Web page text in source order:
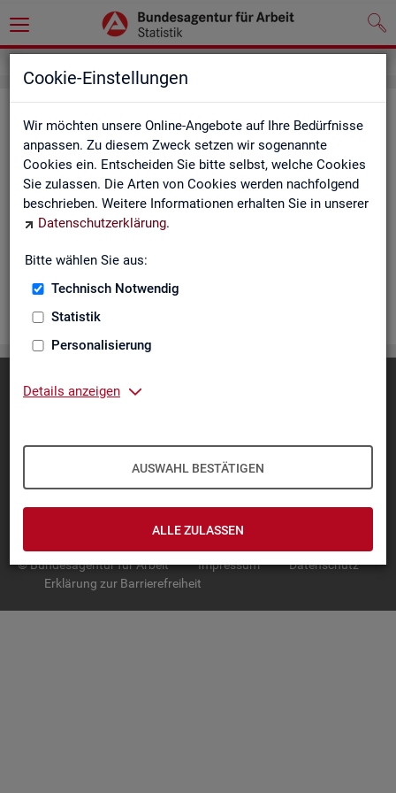
Cookie-Einstellungen
Wir möchten unsere Online-Angebote auf Ihre Bedürfnisse
anpassen. Zu diesem Zweck setzen wir sogenannte
Cookies ein. Entscheiden Sie bitte selbst, welche Cookies
Sie zulassen. Die Arten von Cookies werden nachfolgend
beschrieben. Weitere Informationen erhalten Sie in unserer
Datenschutzerklärung.
Bitte wählen Sie aus:
Technisch Notwendig
Statistik
Personalisierung
Details anzeigen
AUSWAHL BESTÄTIGEN
ALLE ZULASSEN
Rea­li­sier­te Kurz­ar­beit (hoch­ge­rech­
net) - Deutsch­land, Län­der, Re­gio­
nal­di­rek­tio­nen, Agen­tu­ren für Ar­beit
und Krei­se (Mo­nats­zah­len)
nen über Be­stand, Be­trie­be / Be­triebs­grö­ße, Kurz­ar­bei­ter­geld,
Kurz­ar­bei­ter­quo­te und wei­te­re Merk­ma­le.
IN­TER­AK­TI­VE STA­TIS­TI­KEN
GRUND­LA­GEN
© Bundesagentur für Arbeit Impressum
Datenschutz
Erklärung zur Barrierefreiheit